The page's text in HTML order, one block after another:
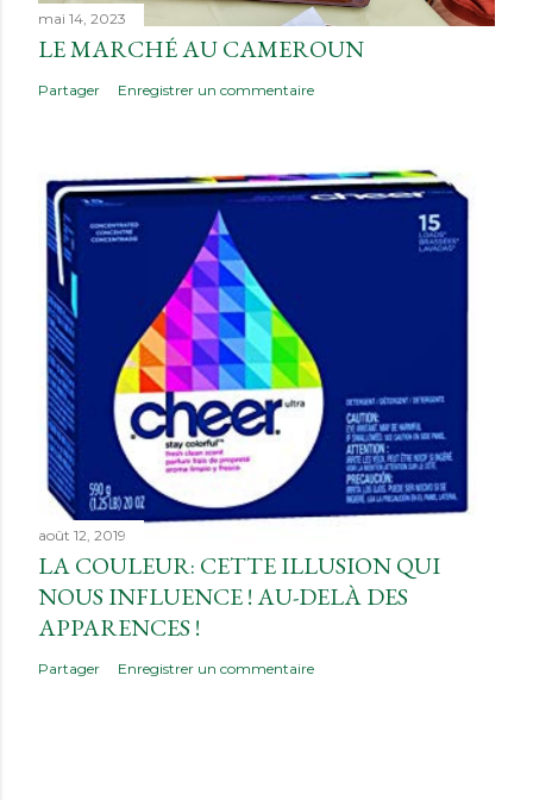
mai 14, 2023
LE MARCHÉ AU CAMEROUN
Partager Enregistrer un commentaire
août 12, 2019
LA COULEUR: CETTE ILLUSION QUI
NOUS INFLUENCE ! AU-DELÀ DES
APPARENCES !
Partager Enregistrer un commentaire